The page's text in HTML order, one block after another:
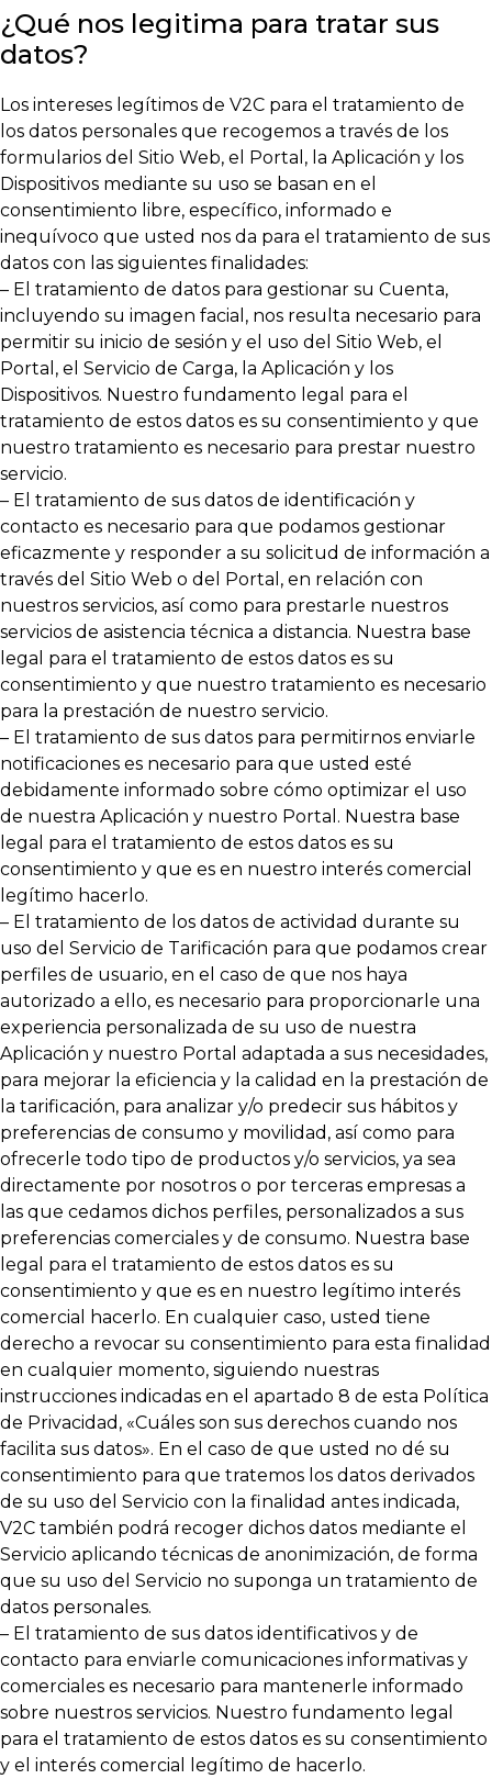
¿Qué nos legitima para tratar sus
datos?
Los intereses legítimos de V2C para el tratamiento de
los datos personales que recogemos a través de los
formularios del Sitio Web, el Portal, la Aplicación y los
Dispositivos mediante su uso se basan en el
consentimiento libre, específico, informado e
inequívoco que usted nos da para el tratamiento de sus
datos con las siguientes finalidades:
– El tratamiento de datos para gestionar su Cuenta,
incluyendo su imagen facial, nos resulta necesario para
permitir su inicio de sesión y el uso del Sitio Web, el
Portal, el Servicio de Carga, la Aplicación y los
Dispositivos. Nuestro fundamento legal para el
tratamiento de estos datos es su consentimiento y que
nuestro tratamiento es necesario para prestar nuestro
servicio.
– El tratamiento de sus datos de identificación y
contacto es necesario para que podamos gestionar
eficazmente y responder a su solicitud de información a
través del Sitio Web o del Portal, en relación con
nuestros servicios, así como para prestarle nuestros
servicios de asistencia técnica a distancia. Nuestra base
legal para el tratamiento de estos datos es su
consentimiento y que nuestro tratamiento es necesario
para la prestación de nuestro servicio.
– El tratamiento de sus datos para permitirnos enviarle
notificaciones es necesario para que usted esté
debidamente informado sobre cómo optimizar el uso
de nuestra Aplicación y nuestro Portal. Nuestra base
legal para el tratamiento de estos datos es su
consentimiento y que es en nuestro interés comercial
legítimo hacerlo.
– El tratamiento de los datos de actividad durante su
uso del Servicio de Tarificación para que podamos crear
perfiles de usuario, en el caso de que nos haya
autorizado a ello, es necesario para proporcionarle una
experiencia personalizada de su uso de nuestra
Aplicación y nuestro Portal adaptada a sus necesidades,
para mejorar la eficiencia y la calidad en la prestación de
la tarificación, para analizar y/o predecir sus hábitos y
preferencias de consumo y movilidad, así como para
ofrecerle todo tipo de productos y/o servicios, ya sea
directamente por nosotros o por terceras empresas a
las que cedamos dichos perfiles, personalizados a sus
preferencias comerciales y de consumo. Nuestra base
legal para el tratamiento de estos datos es su
consentimiento y que es en nuestro legítimo interés
comercial hacerlo. En cualquier caso, usted tiene
derecho a revocar su consentimiento para esta finalidad
en cualquier momento, siguiendo nuestras
instrucciones indicadas en el apartado 8 de esta Política
de Privacidad, «Cuáles son sus derechos cuando nos
facilita sus datos». En el caso de que usted no dé su
consentimiento para que tratemos los datos derivados
de su uso del Servicio con la finalidad antes indicada,
V2C también podrá recoger dichos datos mediante el
Servicio aplicando técnicas de anonimización, de forma
que su uso del Servicio no suponga un tratamiento de
datos personales.
– El tratamiento de sus datos identificativos y de
contacto para enviarle comunicaciones informativas y
comerciales es necesario para mantenerle informado
sobre nuestros servicios. Nuestro fundamento legal
para el tratamiento de estos datos es su consentimiento
y el interés comercial legítimo de hacerlo.